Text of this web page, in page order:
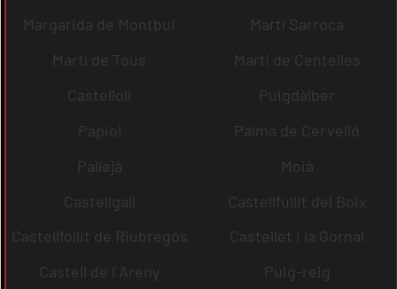
Margarida de Montbui
Martí Sarroca
Martí de Tous
Martí de Centelles
Castellolí
Puigdàlber
Papiol
Palma de Cervelló
Pallejà
Moià
Castellgalí
Castellfullit del Boix
Castellfollit de Riubregós
Castellet i la Gornal
Castell de l´Areny
Puig-reig